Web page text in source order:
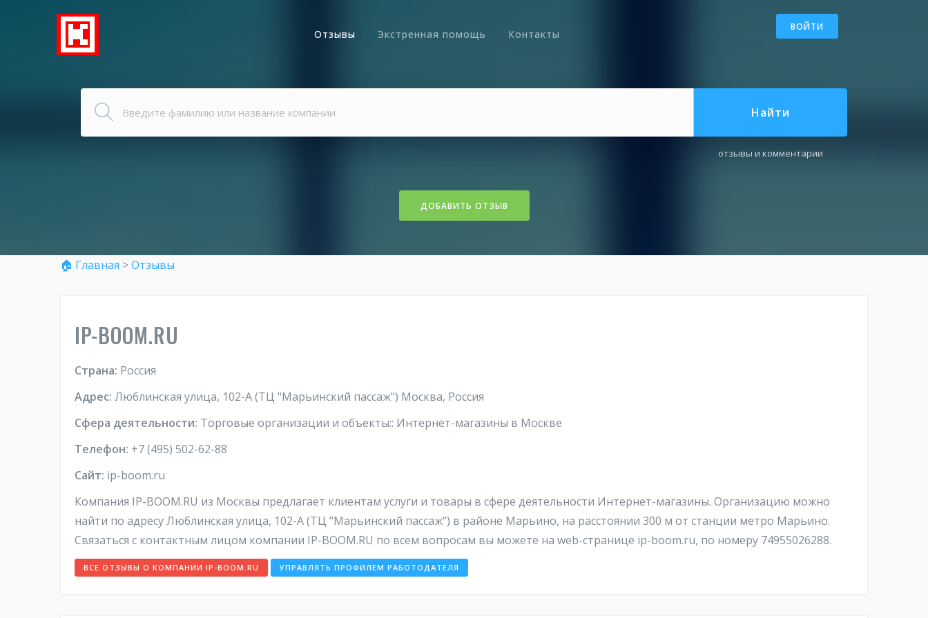
ВОЙТИ
Отзывы Экстренная помощь Контакты
Найти
отзывы и комментарии
ДОБАВИТЬ ОТЗЫВ
🏠 Главная >Отзывы
IP-BOOM.RU
Страна: Россия
Адрес: Люблинская улица, 102-А (ТЦ "Марьинский пассаж") Москва, Россия
Сфера деятельности: Торговые организации и объекты:: Интернет-магазины в Москве
Телефон: +7 (495) 502-62-88
Сайт: ip-boom.ru
Компания IP-BOOM.RU из Москвы предлагает клиентам услуги и товары в сфере деятельности Интернет-магазины. Организацию можно
найти по адресу Люблинская улица, 102-А (ТЦ "Марьинский пассаж") в районе Марьино, на расстоянии 300 м от станции метро Марьино.
Связаться с контактным лицом компании IP-BOOM.RU по всем вопросам вы можете на web-странице ip-boom.ru, по номеру 74955026288.
ВСЕ ОТЗЫВЫ О КОМПАНИИ IP-BOOM.RU УПРАВЛЯТЬ ПРОФИЛЕМ РАБОТОДАТЕЛЯ